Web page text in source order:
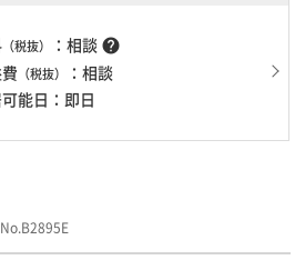
（税抜） ：相談 help
（税抜）
：相談
可能日：即日